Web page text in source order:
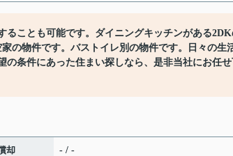
ることも可能です。ダイニングキッチンがある
の物件です。バストイレ別の物件です。日々の生
の条件にあった住まい探しなら、是非当社にお任
却 - / -